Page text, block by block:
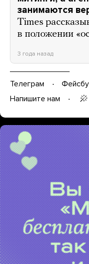
занимаются
Times
в положении
3 года назад
Телеграм
Напишите нам